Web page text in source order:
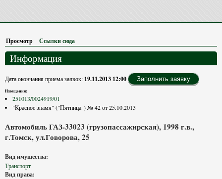
Просмотр (активная вкладка)
Ссылки сюда
Информация
Дата окончания приема заявок: 19.11.2013 12:00 Заполнить заявку
Извещения:
251013/0024919/01
"Красное знамя" ("Пятница") № 42 от 25.10.2013
Автомобиль ГАЗ-33023 (грузопассажирская), 1998 г.в.,
г.Томск, ул.Говорова, 25
Вид имущества:
Транспорт
Вид права: